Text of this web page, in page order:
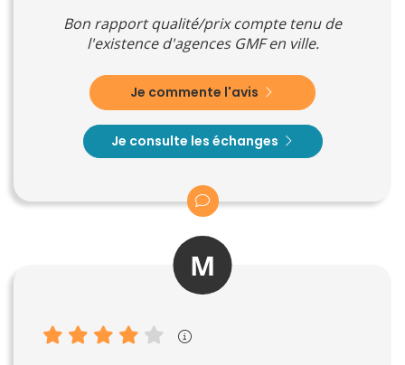
Bon rapport qualité/prix compte tenu de
l'existence d'agences GMF en ville.
Je commente l'avis
Je consulte les échanges
M